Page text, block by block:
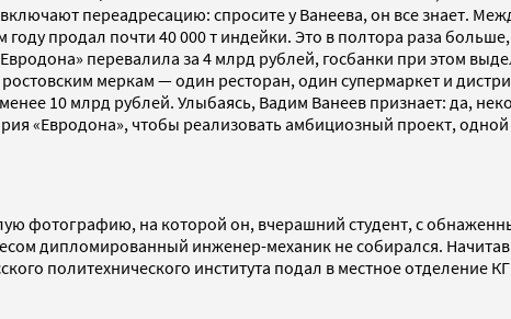
переадресацию: спросите у Ванеева, он все знает.
продал почти 40 000 т индейки. Это в полтора раза
перевалила за 4 млрд рублей, госбанки при этом
меркам — один ресторан, один супермаркет и
10 млрд рублей. Улыбаясь, Вадим Ванеев признает: да,
«Евродона», чтобы реализовать амбициозный проект,
фотографию, на которой он, вчерашний студент, с
дипломированный инженер-механик не собирался.
политехнического института подал в местное отделение